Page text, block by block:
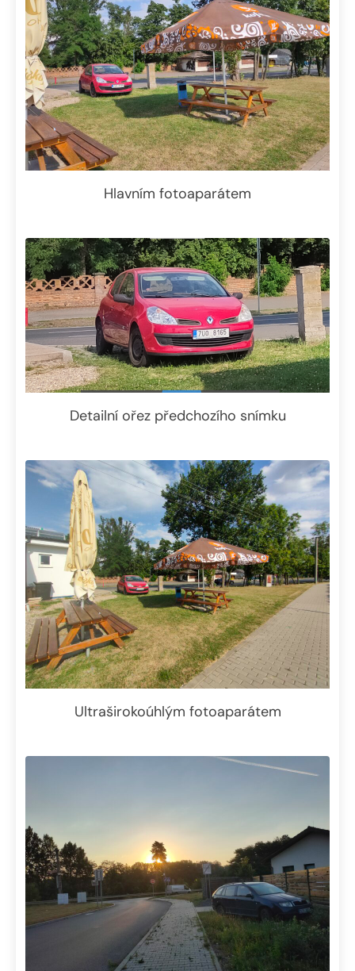
Hlavním fotoaparátem
Detailní ořez předchozího snímku
Ultraširokoúhlým fotoaparátem